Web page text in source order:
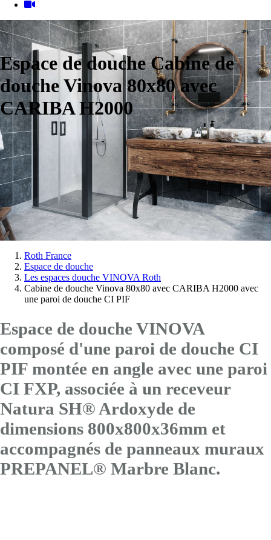
Espace de douche Cabine de
douche Vinova 80x80 avec
CARIBA H2000
Vous
êtes
Roth France
Espace de douche
Les espaces douche VINOVA Roth
Cabine de douche Vinova 80x80 avec CARIBA H2000 avec
une paroi de douche CI PIF
Espace de douche VINOVA
composé d'une paroi de douche CI
PIF montée en angle avec une paroi
CI FXP, associée à un receveur
Natura SH® Ardoxyde de
dimensions 800x800x36mm et
accompagnés de panneaux muraux
PREPANEL® Marbre Blanc.